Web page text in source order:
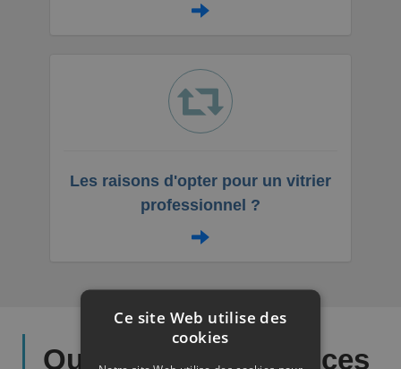
Les raisons d'opter pour un vitrier
professionnel ?
Quels sont les services
Ce site Web utilise des
cookies